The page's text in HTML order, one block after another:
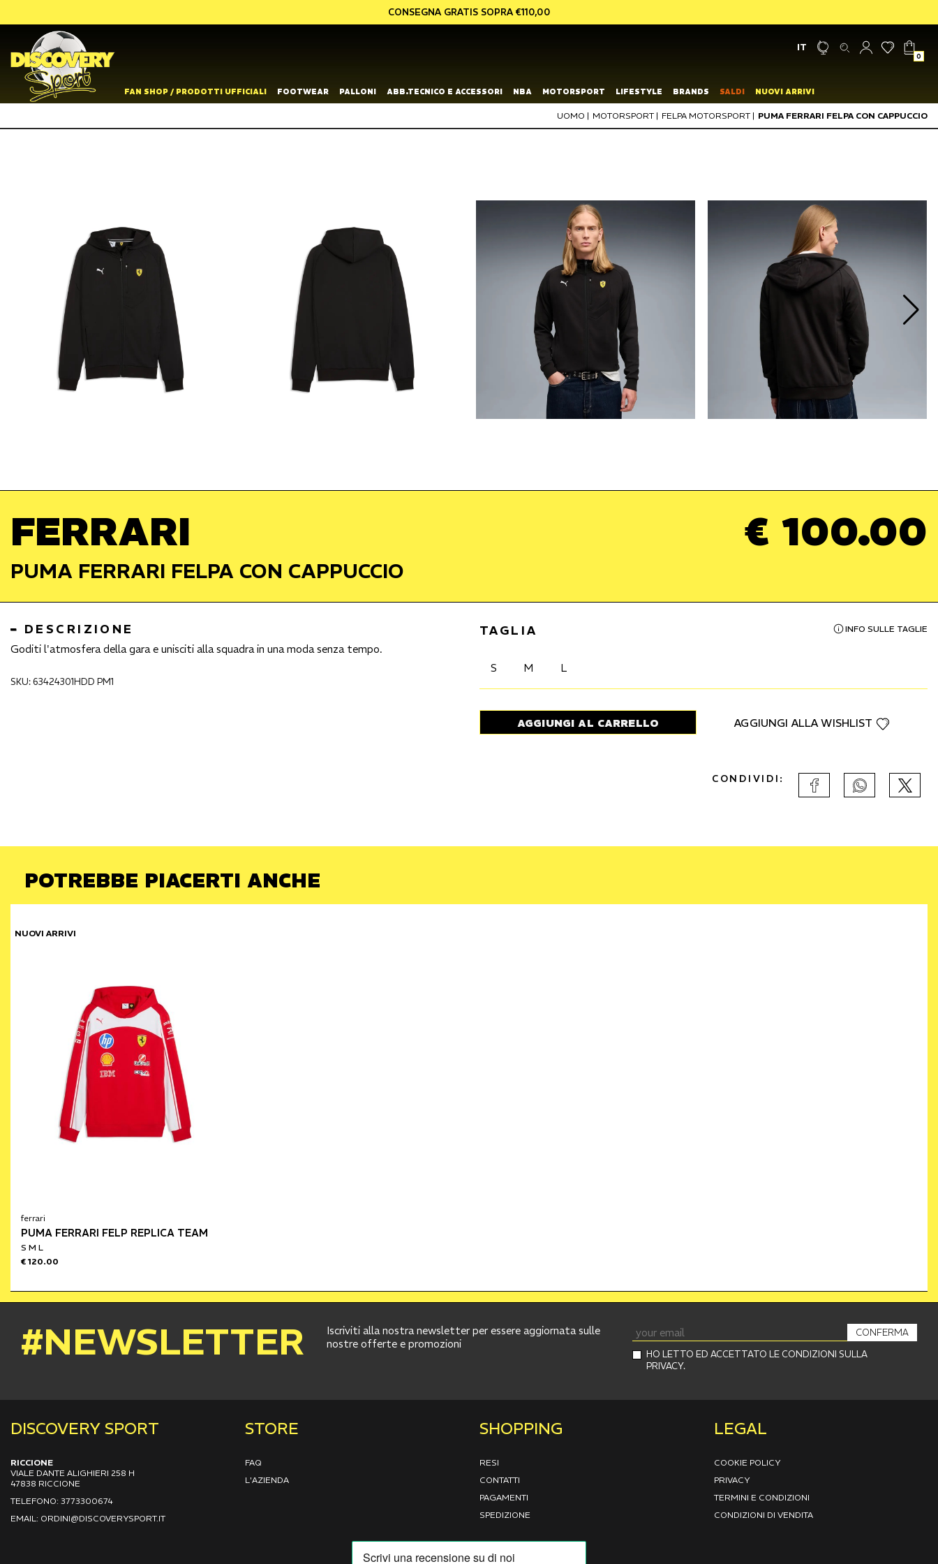
CONSEGNA GRATIS SOPRA €110,00
IT
0
FOOTWEAR PALLONI ABB.TECNICO E ACCESSORI NBA MOTORSPORT LIFESTYLE
FAN SHOP / PRODOTTI UFFICIALI BRANDS SALDI NUOVI ARRIVI
UOMO | MOTORSPORT | FELPA MOTORSPORT | PUMA FERRARI FELPA CON CAPPUCCIO
FERRARI
PUMA FERRARI FELPA CON CAPPUCCIO
€ 100.00
DESCRIZIONE
Goditi l'atmosfera della gara e unisciti alla squadra in una moda senza tempo.
SKU: 63424301HDD PM1
TAGLIA INFO SULLE TAGLIE
S M L
AGGIUNGI AL CARRELLO AGGIUNGI ALLA WISHLIST
CONDIVIDI:
POTREBBE PIACERTI ANCHE
NUOVI ARRIVI
ferrari
PUMA FERRARI FELP REPLICA TEAM
S M L
€ 120.00
#NEWSLETTER
Iscriviti alla nostra newsletter per essere aggiornata sulle
nostre offerte e promozioni
HO LETTO ED ACCETTATO LE CONDIZIONI SULLA
PRIVACY.
CONFERMA
DISCOVERY SPORT
RICCIONE
VIALE DANTE ALIGHIERI 258 H
47838 RICCIONE
TELEFONO: 3773300674
EMAIL: ORDINI@DISCOVERYSPORT.IT
STORE
FAQ
L'AZIENDA
SHOPPING
RESI
CONTATTI
PAGAMENTI
SPEDIZIONE
LEGAL
COOKIE POLICY
PRIVACY
TERMINI E CONDIZIONI
CONDIZIONI DI VENDITA